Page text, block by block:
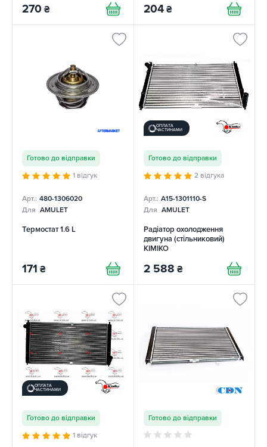
270 ₴ 204 ₴
Готово до відправки
1 відгук
Арт.: 480-1306020
Для AMULET
Термостат 1.6 L
171 ₴
ОПЛАТА
ЧАСТИНАМИ
Готово до відправки
2 відгука
Арт.: A15-1301110-S
Для AMULET
Радіатор охолодження
двигуна (стільниковий)
KIMIKO
2 588 ₴
ОПЛАТА
ЧАСТИНАМИ
Готово до відправки
1 відгук
Готово до відправки